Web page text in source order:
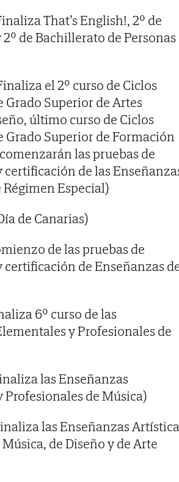
That’s English!, 2º de
de Bachillerato de Personas
el 2º curso de Ciclos
Grado Superior de Artes
último curso de Ciclos
Grado Superior de Formación
las pruebas de
certificación de las
Especial)
de Canarias)
de las pruebas de
certificación de Enseñanzas
6º curso de las
y Profesionales de
las Enseñanzas
Profesionales de Música)
las Enseñanzas
de Diseño y de Arte